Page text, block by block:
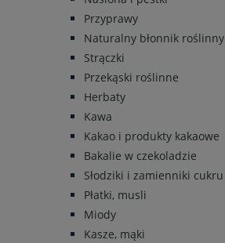
Przyprawy
Naturalny błonnik roślinny
Strączki
Przekąski roślinne
Herbaty
Kawa
Kakao i produkty kakaowe
Bakalie w czekoladzie
Słodziki i zamienniki cukru
Płatki, musli
Miody
Kasze, mąki